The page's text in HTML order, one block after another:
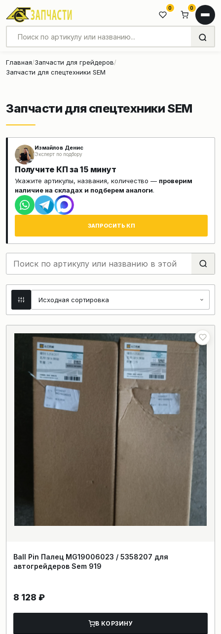
0 0
Главная Запчасти для грейдеров
Запчасти для спецтехники SEM
Запчасти для спецтехники SEM
Измайлов Денис
Эксперт по подбору
Получите КП за 15 минут
Укажите артикулы, названия, количество — проверим
наличие на складах и подберем аналоги.
ЗАПРОСИТЬ КП
Ball Pin Палец MG19006023 / 5358207 для
автогрейдеров Sem 919
8 128 ₽
В КОРЗИНУ